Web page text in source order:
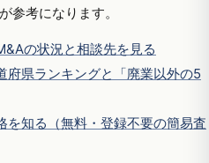
参考になります。
の状況と相談先を見る
府県ランキングと「廃業以外の5
を知る（無料・登録不要の簡易査